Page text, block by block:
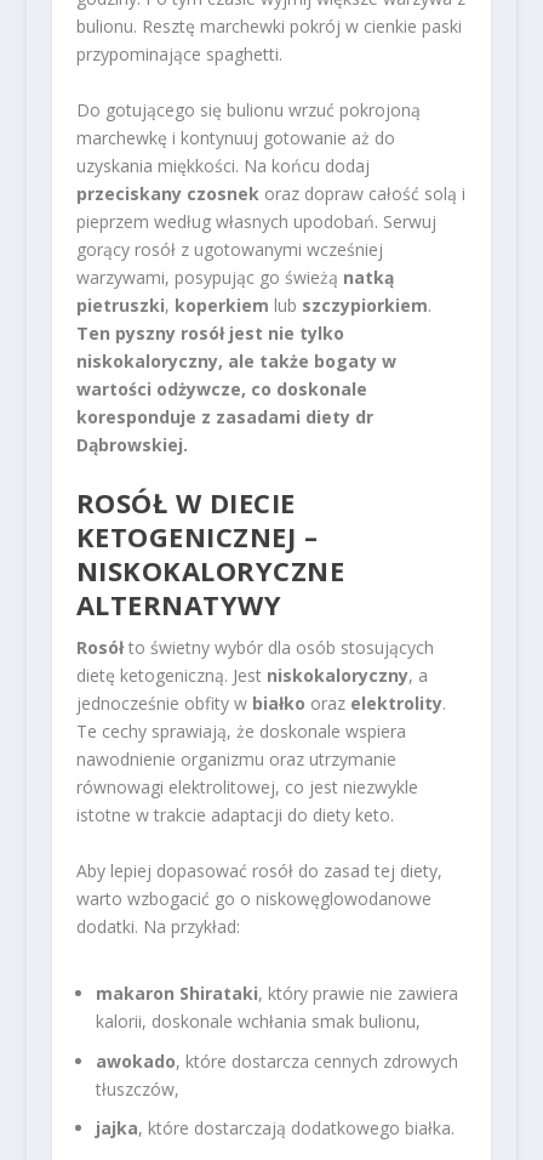
bulionu. Resztę marchewki pokrój w cienkie paski
przypominające spaghetti.
Do gotującego się bulionu wrzuć pokrojoną
marchewkę i kontynuuj gotowanie aż do
uzyskania miękkości. Na końcu dodaj
przeciskany czosnek oraz dopraw całość solą i
pieprzem według własnych upodobań. Serwuj
gorący rosół z ugotowanymi wcześniej
warzywami, posypując go świeżą natką
pietruszki, koperkiem lub szczypiorkiem.
Ten pyszny rosół jest nie tylko
niskokaloryczny, ale także bogaty w
wartości odżywcze, co doskonale
koresponduje z zasadami diety dr
Dąbrowskiej.
ROSÓŁ W DIECIE
KETOGENICZNEJ –
NISKOKALORYCZNE
ALTERNATYWY
Rosółto świetny wybór dla osób stosujących
dietę ketogeniczną. Jest niskokaloryczny, a
jednocześnie obfity w białko oraz elektrolity.
Te cechy sprawiają, że doskonale wspiera
nawodnienie organizmu oraz utrzymanie
równowagi elektrolitowej, co jest niezwykle
istotne w trakcie adaptacji do diety keto.
Aby lepiej dopasować rosół do zasad tej diety,
warto wzbogacić go o niskowęglowodanowe
dodatki. Na przykład:
makaron Shirataki, który prawie nie zawiera
kalorii, doskonale wchłania smak bulionu,
awokado, które dostarcza cennych zdrowych
tłuszczów,
jajka, które dostarczają dodatkowego białka.